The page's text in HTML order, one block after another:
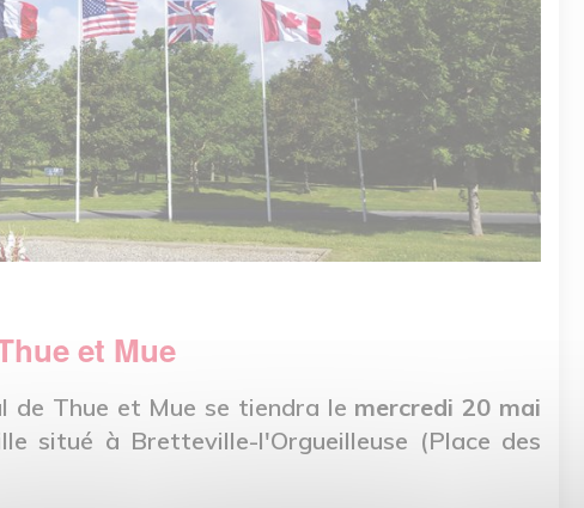
et Mue
de Thue et Mue se tiendra le mercredi 20 mai
situé à Bretteville-l'Orgueilleuse (Place des